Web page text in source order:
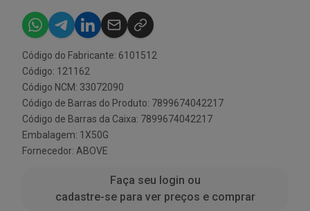
Código do Fabricante: 6101512
Código: 121162
Código NCM: 33072090
Código de Barras do Produto: 7899674042217
Código de Barras da Caixa: 7899674042217
Embalagem: 1X50G
Fornecedor: ABOVE
Faça seu login ou
cadastre-se para ver preços e comprar